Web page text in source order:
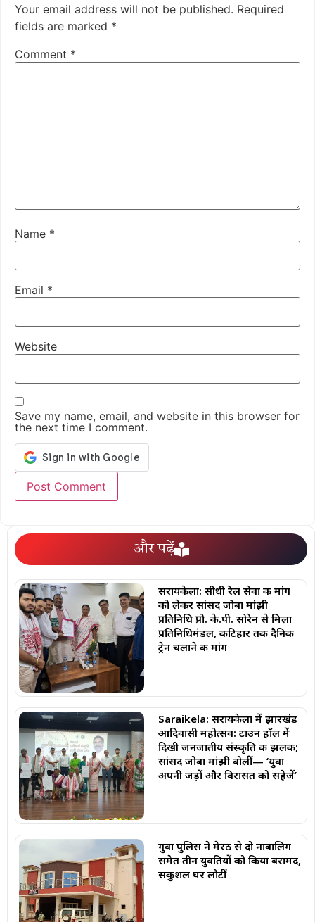
Your email address will not be published. Required
fields are marked *
Comment *
Name *
Email *
Website
Save my name, email, and website in this browser for
the next time I comment.
और पढ़ें
सरायकेला: सीधी रेल सेवा की मांग
को लेकर सांसद जोबा मांझी
प्रतिनिधि प्रो. के.पी. सोरेन से मिला
प्रतिनिधिमंडल, कटिहार तक दैनिक
ट्रेन चलाने की मांग
Saraikela: सरायकेला में झारखंड
आदिवासी महोत्सव: टाउन हॉल में
दिखी जनजातीय संस्कृति की झलक;
सांसद जोबा मांझी बोलीं— ‘युवा
अपनी जड़ों और विरासत को सहेजें’
गुवा पुलिस ने मेरठ से दो नाबालिग
समेत तीन युवतियों को किया बरामद,
सकुशल घर लौटीं